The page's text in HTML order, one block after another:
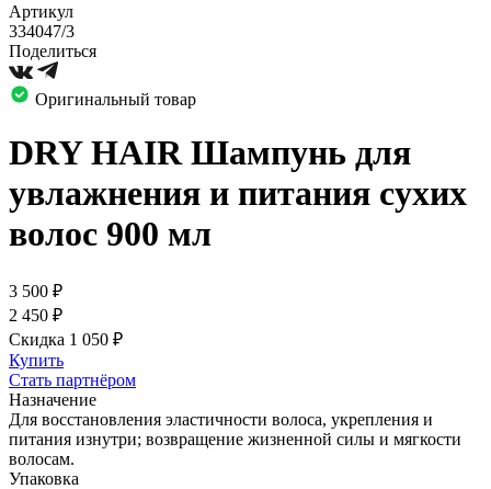
Артикул
334047/3
Поделиться
Оригинальный товар
DRY HAIR Шампунь для
увлажнения и питания сухих
волос 900 мл
3 500 ₽
2 450 ₽
Скидка 1 050 ₽
Купить
Стать партнёром
Назначение
Для восстановления эластичности волоса, укрепления и
питания изнутри; возвращение жизненной силы и мягкости
волосам.
Упаковка